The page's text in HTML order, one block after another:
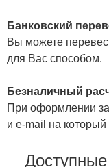
Банковский
Вы можете
для Вас способом.
Безналичный
При оформлении
и e-mail на который